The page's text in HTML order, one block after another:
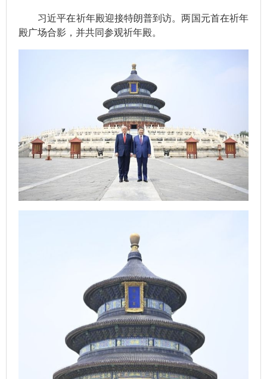
习近平在祈年殿迎接特朗普到访。两国元首在祈年
殿广场合影，并共同参观祈年殿。